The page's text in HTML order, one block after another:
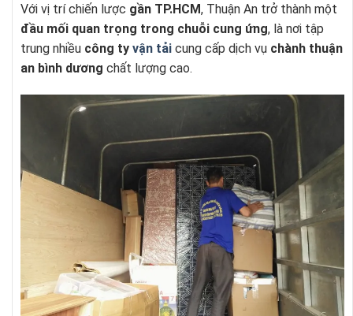
Với vị trí chiến lược gần TP.HCM, Thuận An trở thành một
đầu mối quan trọng trong chuỗi cung ứng, là nơi tập
trung nhiều công ty vận tải cung cấp dịch vụ chành thuận
an bình dương chất lượng cao.